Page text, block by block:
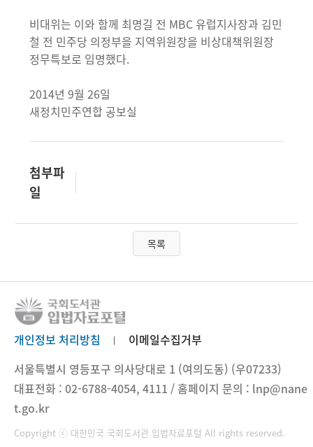
비대위는 이와 함께 최명길 전 MBC 유럽지사장과 김민
철 전 민주당 의정부을 지역위원장을 비상대책위원장
정무특보로 임명했다.
2014년 9월 26일
새정치민주연합 공보실
첨부파
일
목록
개인정보 처리방침
이메일수집거부
서울특별시 영등포구 의사당대로 1 (여의도동) (우07233)
대표전화 : 02-6788-4054, 4111 / 홈페이지 문의 : lnp@nane
t.go.kr
Copyright ⓒ 대한민국 국회도서관 입법자료포털 All rights reserved.